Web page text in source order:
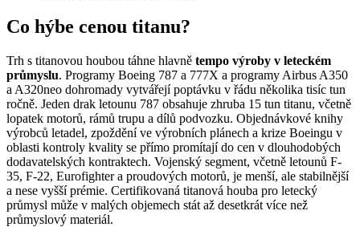
Co hýbe cenou titanu?
Trh s titanovou houbou táhne hlavně tempo výroby v leteckém
průmyslu. Programy Boeing 787 a 777X a programy Airbus A350
a A320neo dohromady vytvářejí poptávku v řádu několika tisíc tun
ročně. Jeden drak letounu 787 obsahuje zhruba 15 tun titanu, včetně
lopatek motorů, rámů trupu a dílů podvozku. Objednávkové knihy
výrobců letadel, zpoždění ve výrobních plánech a krize Boeingu v
oblasti kontroly kvality se přímo promítají do cen v dlouhodobých
dodavatelských kontraktech. Vojenský segment, včetně letounů F-
35, F-22, Eurofighter a proudových motorů, je menší, ale stabilnější
a nese vyšší prémie. Certifikovaná titanová houba pro letecký
průmysl může v malých objemech stát až desetkrát více než
průmyslový materiál.